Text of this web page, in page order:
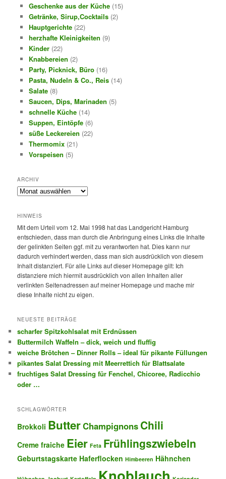
Geschenke aus der Küche(15)
Getränke, Sirup,Cocktails(2)
Hauptgerichte(22)
herzhafte Kleinigkeiten (9)
Kinder(22)
Knabbereien (2)
Party, Picknick, Büro(16)
Pasta, Nudeln & Co., Reis(14)
Salate(8)
Saucen, Dips, Marinaden (5)
schnelle Küche(14)
Suppen, Eintöpfe(6)
süße Leckereien (22)
Thermomix(21)
Vorspeisen (5)
ARCHIV
Archiv
HINWEIS
Mit dem Urteil vom 12. Mai 1998 hat das Landgericht Hamburg
entschieden, dass man durch die Anbringung eines Links die Inhalte
der gelinkten Seiten ggf. mit zu verantworten hat. Dies kann nur
dadurch verhindert werden, dass man sich ausdrücklich von diesem
Inhalt distanziert. Für alle Links auf dieser Homepage gilt: Ich
distanziere mich hiermit ausdrücklich von allen Inhalten aller
verlinkten Seitenadressen auf meiner Homepage und mache mir
diese Inhalte nicht zu eigen.
NEUESTE BEITRÄGE
scharfer Spitzkohlsalat mit Erdnüssen
Buttermilch Waffeln – dick, weich und fluffig
weiche Brötchen – Dinner Rolls – ideal für pikante Füllungen
pikantes Salat Dressing mit Meerrettich für Blattsalate
fruchtiges Salat Dressing für Fenchel, Chicoree, Radicchio
oder …
SCHLAGWÖRTER
Brokkoli ButterChampignons Chili
Creme fraiche Eier Feta Frühlingszwiebeln
Geburtstagskarte Haferflocken Himbeeren Hähnchen